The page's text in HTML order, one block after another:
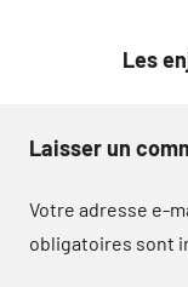
Les
Laisser un
Votre adresse e-
obligatoires sont